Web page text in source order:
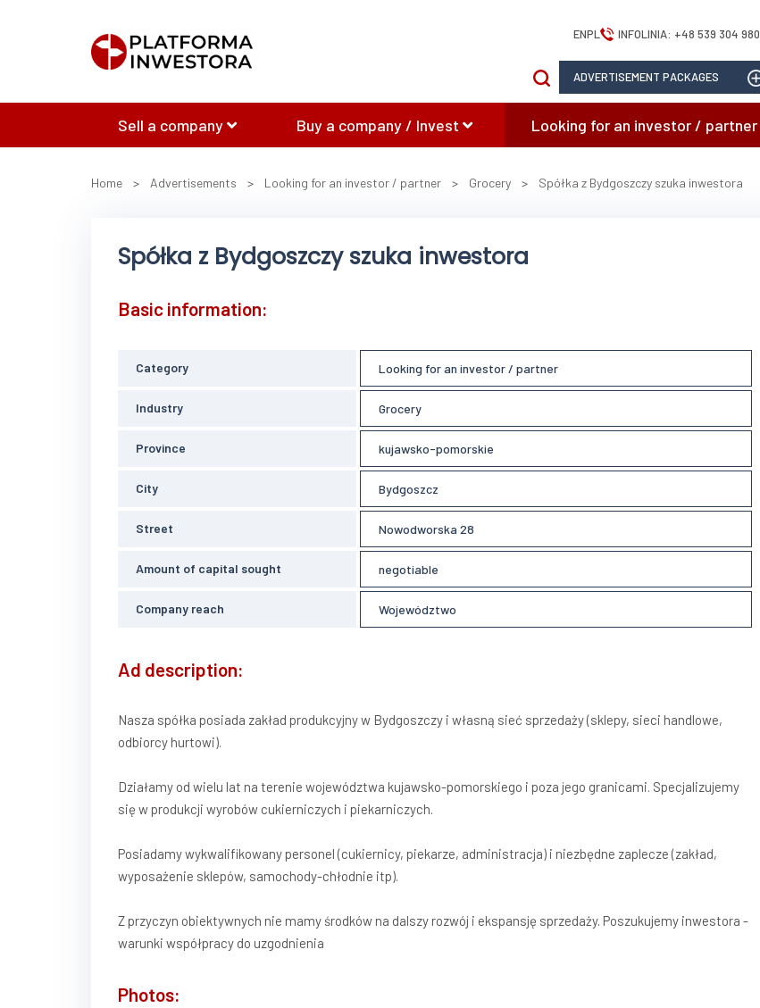
ENPL INFOLINIA: +48 539 304 980
ADVERTISEMENT PACKAGES
Sell a company Buy a company / Invest Looking for an investor / partner
Home > Advertisements > Looking for an investor / partner > Grocery > Spółka z Bydgoszczy szuka inwestora
Spółka z Bydgoszczy szuka inwestora
Basic information:
Category Looking for an investor / partner
Industry Grocery
Province kujawsko-pomorskie
City Bydgoszcz
Street Nowodworska 28
Amount of capital sought negotiable
Company reach Województwo
Ad description:
Nasza spółka posiada zakład produkcyjny w Bydgoszczy i własną sieć sprzedaży (sklepy, sieci handlowe,
odbiorcy hurtowi).
Działamy od wielu lat na terenie województwa kujawsko-pomorskiego i poza jego granicami. Specjalizujemy
się w produkcji wyrobów cukierniczych i piekarniczych.
Posiadamy wykwalifikowany personel (cukiernicy, piekarze, administracja) i niezbędne zaplecze (zakład,
wyposażenie sklepów, samochody-chłodnie itp).
Z przyczyn obiektywnych nie mamy środków na dalszy rozwój i ekspansję sprzedaży. Poszukujemy inwestora -
warunki współpracy do uzgodnienia
Photos: